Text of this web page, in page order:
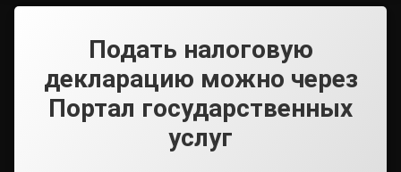
Подать налоговую
декларацию можно через
Портал государственных
услуг